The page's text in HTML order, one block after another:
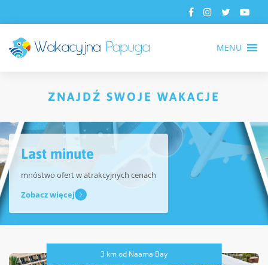
MENU
ZNAJDŹ SWOJE WAKACJE
Last minute
mnóstwo ofert w atrakcyjnych cenach
Zobacz więcej
3 km od Naama Bay